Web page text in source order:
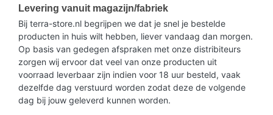
Levering vanuit magazijn/fabriek
Bij terra-store.nl begrijpen we dat je snel je bestelde
producten in huis wilt hebben, liever vandaag dan morgen.
Op basis van gedegen afspraken met onze distribiteurs
zorgen wij ervoor dat veel van onze producten uit
voorraad leverbaar zijn indien voor 18 uur besteld, vaak
dezelfde dag verstuurd worden zodat deze de volgende
dag bij jouw geleverd kunnen worden.